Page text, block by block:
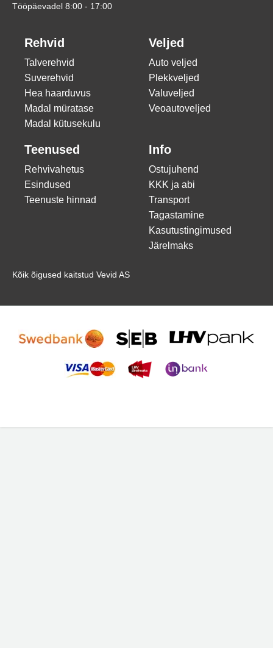
Tööpäevadel 8:00 - 17:00
Rehvid
Talverehvid
Suverehvid
Hea haarduvus
Madal müratase
Madal kütusekulu
Veljed
Auto veljed
Plekkveljed
Valuveljed
Veoautoveljed
Teenused
Rehvivahetus
Esindused
Teenuste hinnad
Info
Ostujuhend
KKK ja abi
Transport
Tagastamine
Kasutustingimused
Järelmaks
Kõik õigused kaitstud Vevid AS